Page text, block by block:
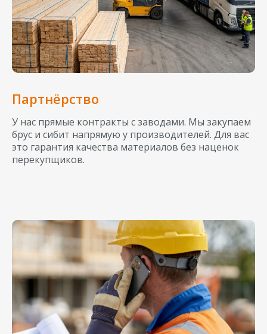
Партнёрство
У нас прямые контракты с заводами. Мы закупаем
брус и сибит напрямую у производителей. Для вас
это гарантия качества материалов без наценок
перекупщиков.